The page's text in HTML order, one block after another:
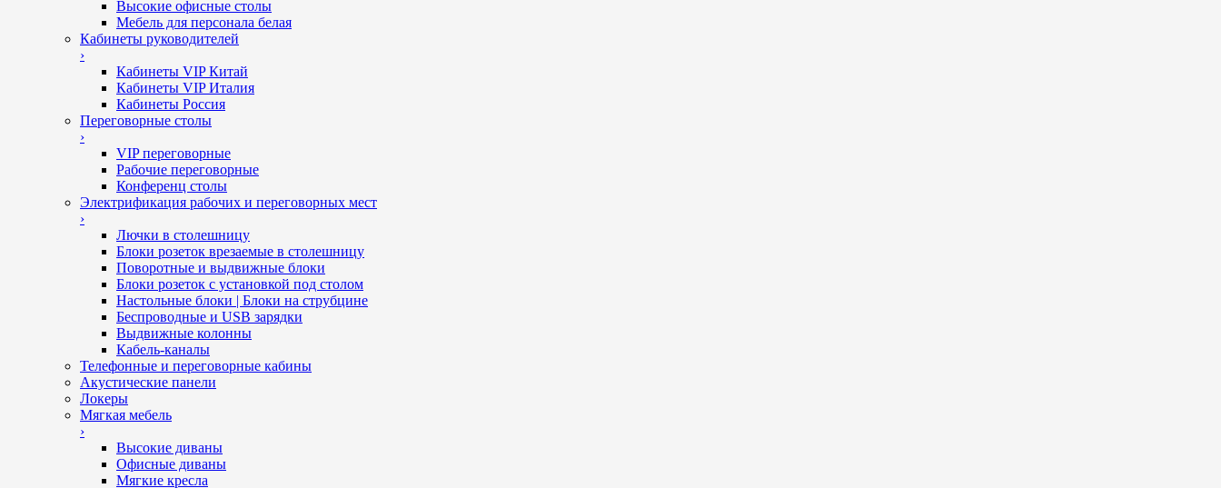
Высокие офисные столы
Мебель для персонала белая
Кабинеты руководителей
›
Кабинеты VIP Китай
Кабинеты VIP Италия
Кабинеты Россия
Переговорные столы
›
VIP переговорные
Рабочие переговорные
Конференц столы
Электрификация рабочих и переговорных мест
›
Лючки в столешницу
Блоки розеток врезаемые в столешницу
Поворотные и выдвижные блоки
Блоки розеток с установкой под столом
Настольные блоки | Блоки на струбцине
Беспроводные и USB зарядки
Выдвижные колонны
Кабель-каналы
Телефонные и переговорные кабины
Акустические панели
Локеры
Мягкая мебель
›
Высокие диваны
Офисные диваны
Мягкие кресла